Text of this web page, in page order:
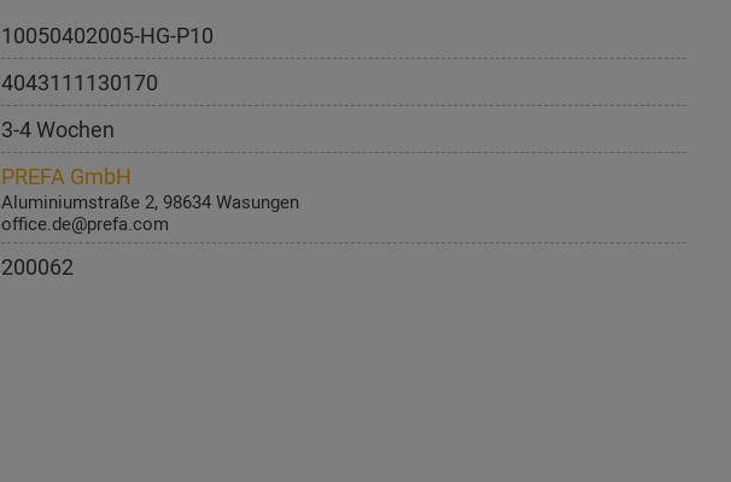
10050402005-HG-P10
4043111130170
3-4 Wochen
PREFA GmbH
Aluminiumstraße 2, 98634 Wasungen
office.de@prefa.com
200062